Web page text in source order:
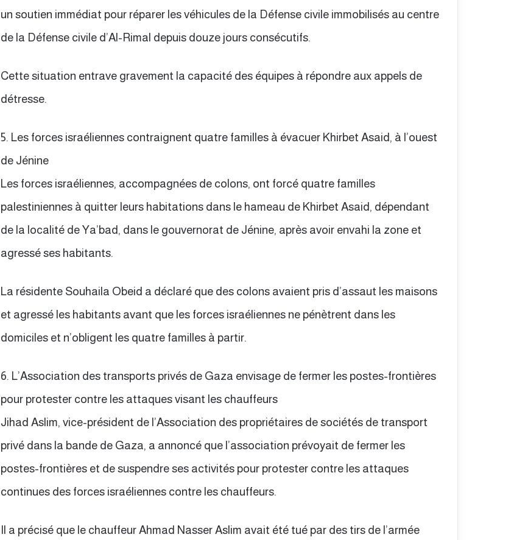
un soutien immédiat pour réparer les véhicules de la Défense civile immobilisés au centre
de la Défense civile d’Al-Rimal depuis douze jours consécutifs.
Cette situation entrave gravement la capacité des équipes à répondre aux appels de
détresse.
5. Les forces israéliennes contraignent quatre familles à évacuer Khirbet Asaid, à l’ouest
de Jénine
Les forces israéliennes, accompagnées de colons, ont forcé quatre familles
palestiniennes à quitter leurs habitations dans le hameau de Khirbet Asaid, dépendant
de la localité de Ya’bad, dans le gouvernorat de Jénine, après avoir envahi la zone et
agressé ses habitants.
La résidente Souhaila Obeid a déclaré que des colons avaient pris d’assaut les maisons
et agressé les habitants avant que les forces israéliennes ne pénètrent dans les
domiciles et n’obligent les quatre familles à partir.
6. L’Association des transports privés de Gaza envisage de fermer les postes-frontières
pour protester contre les attaques visant les chauffeurs
Jihad Aslim, vice-président de l’Association des propriétaires de sociétés de transport
privé dans la bande de Gaza, a annoncé que l’association prévoyait de fermer les
postes-frontières et de suspendre ses activités pour protester contre les attaques
continues des forces israéliennes contre les chauffeurs.
Il a précisé que le chauffeur Ahmad Nasser Aslim avait été tué par des tirs de l’armée